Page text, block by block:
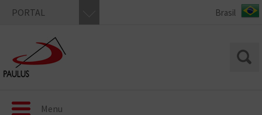
PORTAL
Menu